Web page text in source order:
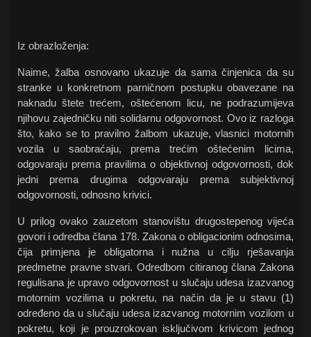
Iz obrazloženja:
Naime, žalba osnovano ukazuje da sama činjenica da su
stranke u konkretnom parničnom postupku obavezane na
naknadu štete trećem, oštećenom licu, ne podrazumijeva
njihovu zajedničku niti solidarnu odgovornost. Ovo iz razloga
što, kako se to pravilno žalbom ukazuje, vlasnici motornih
vozila u saobraćaju, prema trećim oštećenim licima,
odgovaraju prema pravilima o objektivnoj odgovornosti, dok
jedni prema drugima odgovaraju prema subjektivnoj
odgovornosti, odnosno krivici.
U prilog ovako zauzetom stanovištu drugostepenog vijeća
govori i odredba člana 178. Zakona o obligacionim odnosima,
čija primjena je obligatorna i nužna u cilju rješavanja
predmetne pravne stvari. Odredbom citiranog člana Zakona
regulisana je upravo odgovornost u slučaju udesa izazvanog
motornim vozilima u pokretu, na način da je u stavu (1)
određeno da u slučaju udesa izazvanog motornim vozilom u
pokretu, koji je prouzrokovan isključivom krivicom jednog